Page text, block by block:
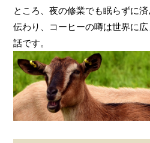
ところ、夜の修業でも眠らずに
伝わり、コーヒーの噂は世界に
話です。